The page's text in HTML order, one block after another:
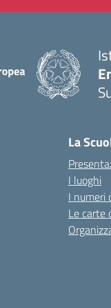
La
I luoghi
I numeri
Le carte